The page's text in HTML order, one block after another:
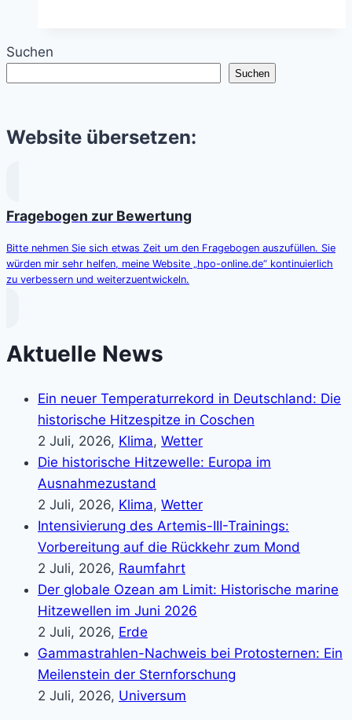
im
Sternbild
Suchen
Suchen
Website übersetzen:
Fragebogen zur Bewertung
Bitte nehmen Sie sich etwas Zeit um den Fragebogen auszufüllen. Sie
würden mir sehr helfen, meine Website „hpo-online.de“ kontinuierlich
zu verbessern und weiterzuentwickeln.
Aktuelle News
Ein neuer Temperaturrekord in Deutschland: Die
historische Hitzespitze in Coschen
2 Juli, 2026, Klima, Wetter
Die historische Hitzewelle: Europa im
Ausnahmezustand
2 Juli, 2026, Klima, Wetter
Intensivierung des Artemis-III-Trainings:
Vorbereitung auf die Rückkehr zum Mond
2 Juli, 2026, Raumfahrt
Der globale Ozean am Limit: Historische marine
Hitzewellen im Juni 2026
2 Juli, 2026, Erde
Gammastrahlen-Nachweis bei Protosternen: Ein
Meilenstein der Sternforschung
2 Juli, 2026, Universum